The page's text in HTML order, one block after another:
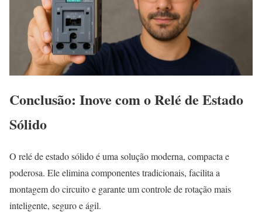
Conclusão: Inove com o Relé de Estado
Sólido
O relé de estado sólido é uma solução moderna, compacta e
poderosa. Ele elimina componentes tradicionais, facilita a
montagem do circuito e garante um controle de rotação mais
inteligente, seguro e ágil.